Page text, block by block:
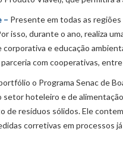
– Presente em todas as
isso, durante o ano, realiza
e educação
com cooperativas,
o Programa Senac de
hoteleiro e de
de resíduos sólidos. Ele
corretivas em processos